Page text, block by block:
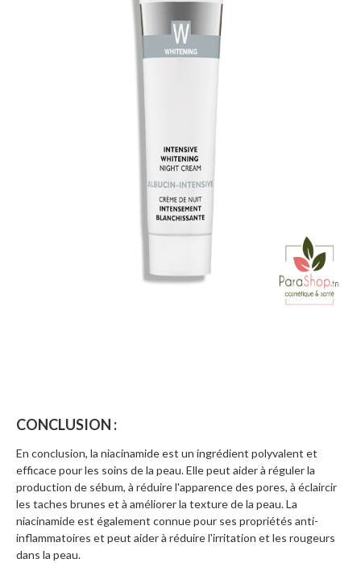
CONCLUSION :
En conclusion, la niacinamide est un ingrédient polyvalent et
efficace pour les soins de la peau. Elle peut aider à réguler la
production de sébum, à réduire l'apparence des pores, à éclaircir
les taches brunes et à améliorer la texture de la peau. La
niacinamide est également connue pour ses propriétés anti-
inflammatoires et peut aider à réduire l'irritation et les rougeurs
dans la peau.